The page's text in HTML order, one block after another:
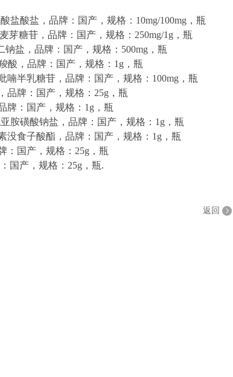
盐酸盐，品牌：国产，规格：10mg/100mg，瓶
芽糖苷，品牌：国产，规格：250mg/1g，瓶
盐，品牌：国产，规格：500mg，瓶
酸，品牌：国产，规格：1g，瓶
喃半乳糖苷，品牌：国产，规格：100mg，瓶
品牌：国产，规格：25g，瓶
牌：国产，规格：1g，瓶
胺磺酸钠盐，品牌：国产，规格：1g，瓶
没食子酸酯，品牌：国产，规格：1g，瓶
：国产，规格：25g，瓶
国产，规格：25g，瓶.
返回